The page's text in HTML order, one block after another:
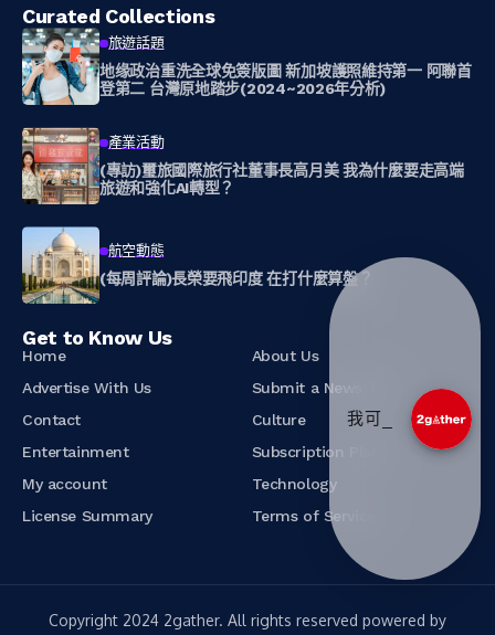
Curated Collections
旅遊話題
地缘政治重洗全球免簽版圖 新加坡護照維持第一 阿聯首
登第二 台灣原地踏步(2024~2026年分析)
產業活動
(專訪)璽旅國際旅行社董事長高月美 我為什麼要走高端
旅遊和強化AI轉型？
航空動態
(每周評論)長榮要飛印度 在打什麼算盤？
Get to Know Us
Home
About Us
Advertise With Us
Submit a News Tip
Contact
Culture
Entertainment
Subscription Plans
My account
Technology
License Summary
Terms of Service
Copyright 2024 2gather. All rights reserved powered by
我可以幫您_